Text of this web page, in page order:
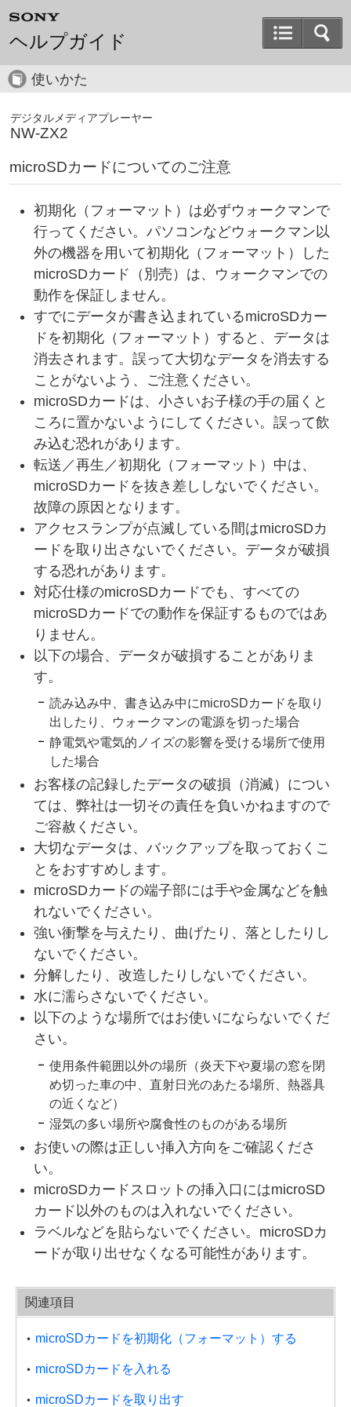
ヘルプガイド
使いかた
デジタルメディアプレーヤー
NW-ZX2
microSDカードについてのご注意
初期化（フォーマット）は必ずウォークマンで
行ってください。パソコンなどウォークマン以
外の機器を用いて初期化（フォーマット）した
microSDカード（別売）は、ウォークマンでの
動作を保証しません。
すでにデータが書き込まれているmicroSDカー
ドを初期化（フォーマット）すると、データは
消去されます。誤って大切なデータを消去する
ことがないよう、ご注意ください。
microSDカードは、小さいお子様の手の届くと
ころに置かないようにしてください。誤って飲
み込む恐れがあります。
転送／再生／初期化（フォーマット）中は、
microSDカードを抜き差ししないでください。
故障の原因となります。
アクセスランプが点滅している間はmicroSDカ
ードを取り出さないでください。データが破損
する恐れがあります。
対応仕様のmicroSDカードでも、すべての
microSDカードでの動作を保証するものではあ
りません。
以下の場合、データが破損することがありま
す。
読み込み中、書き込み中にmicroSDカードを取り
出したり、ウォークマンの電源を切った場合
静電気や電気的ノイズの影響を受ける場所で使用
した場合
お客様の記録したデータの破損（消滅）につい
ては、弊社は一切その責任を負いかねますので
ご容赦ください。
大切なデータは、バックアップを取っておくこ
とをおすすめします。
microSDカードの端子部には手や金属などを触
れないでください。
強い衝撃を与えたり、曲げたり、落としたりし
ないでください。
分解したり、改造したりしないでください。
水に濡らさないでください。
以下のような場所ではお使いにならないでくだ
さい。
使用条件範囲以外の場所（炎天下や夏場の窓を閉
め切った車の中、直射日光のあたる場所、熱器具
の近くなど）
湿気の多い場所や腐食性のものがある場所
お使いの際は正しい挿入方向をご確認くださ
い。
microSDカードスロットの挿入口にはmicroSD
カード以外のものは入れないでください。
ラベルなどを貼らないでください。microSDカ
ードが取り出せなくなる可能性があります。
関連項目
microSDカードを初期化（フォーマット）する
microSDカードを入れる
microSDカードを取り出す